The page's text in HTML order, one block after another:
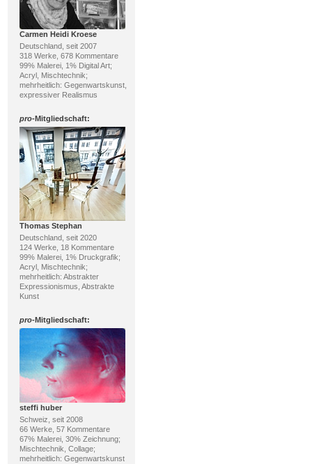
Carmen Heidi Kroese
Deutschland, seit 2007
318 Werke, 678 Kommentare
99% Malerei, 1% Digital Art;
Acryl, Mischtechnik;
mehrheitlich: Gegenwartskunst,
expressiver Realismus
pro-Mitgliedschaft:
Thomas Stephan
Deutschland, seit 2020
124 Werke, 18 Kommentare
99% Malerei, 1% Druckgrafik;
Acryl, Mischtechnik;
mehrheitlich: Abstrakter
Expressionismus, Abstrakte
Kunst
pro-Mitgliedschaft:
steffi huber
Schweiz, seit 2008
66 Werke, 57 Kommentare
67% Malerei, 30% Zeichnung;
Mischtechnik, Collage;
mehrheitlich: Gegenwartskunst